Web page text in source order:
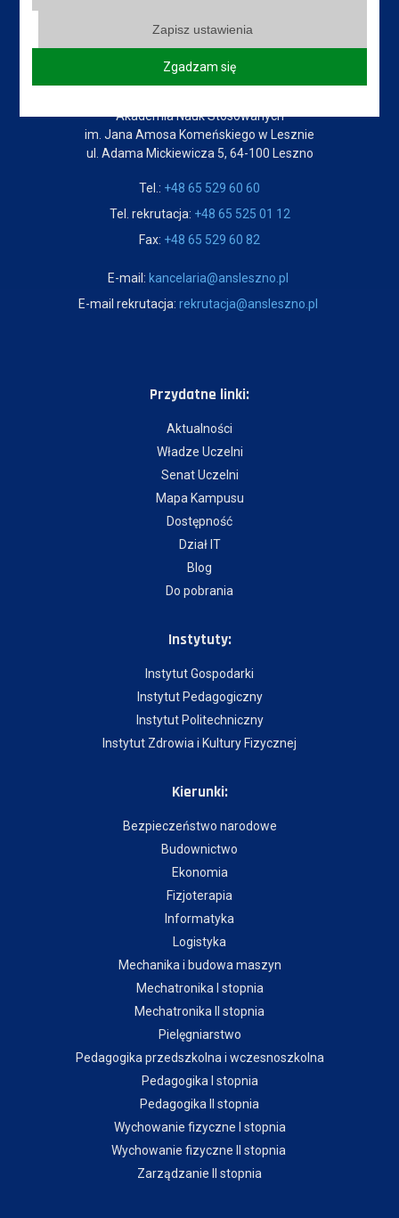
Dane kontaktowe
Akademia Nauk Stosowanych
im. Jana Amosa Komeńskiego w Lesznie
ul. Adama Mickiewicza 5, 64-100 Leszno
Tel.: +48 65 529 60 60
Tel. rekrutacja: +48 65 525 01 12
Fax: +48 65 529 60 82
E-mail: kancelaria@ansleszno.pl
E-mail rekrutacja: rekrutacja@ansleszno.pl
Przydatne linki:
Aktualności
Władze Uczelni
Senat Uczelni
Mapa Kampusu
Dostępność
Dział IT
Blog
Do pobrania
Instytuty:
Instytut Gospodarki
Instytut Pedagogiczny
Instytut Politechniczny
Instytut Zdrowia i Kultury Fizycznej
Kierunki:
Bezpieczeństwo narodowe
Budownictwo
Ekonomia
Fizjoterapia
Informatyka
Logistyka
Mechanika i budowa maszyn
Mechatronika I stopnia
Mechatronika II stopnia
Pielęgniarstwo
Pedagogika przedszkolna i wczesnoszkolna
Pedagogika I stopnia
Pedagogika II stopnia
Wychowanie fizyczne I stopnia
Wychowanie fizyczne II stopnia
Zarządzanie II stopnia
Zapisz ustawienia
Zgadzam się